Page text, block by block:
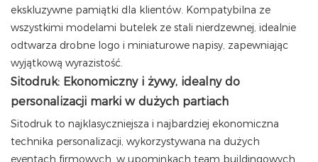
ekskluzywne pamiątki dla klientów. Kompatybilna ze
wszystkimi modelami butelek ze stali nierdzewnej, idealnie
odtwarza drobne logo i miniaturowe napisy, zapewniając
wyjątkową wyrazistość.
Sitodruk: Ekonomiczny i żywy, idealny do
personalizacji marki w dużych partiach
Sitodruk to najklasyczniejsza i najbardziej ekonomiczna
technika personalizacji, wykorzystywana na dużych
eventach firmowych, w upominkach team buildingowych